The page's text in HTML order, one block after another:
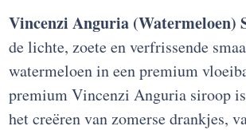
Vincenzi Anguria (Watermeloen)
de lichte, zoete en verfrissende
watermeloen in een premium
premium Vincenzi Anguria siroop
het creëren van zomerse drankjes,